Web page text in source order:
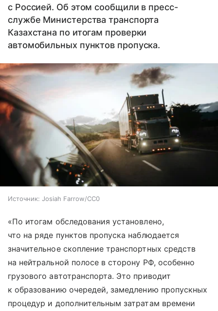
с Россией. Об этом сообщили в пресс-
службе Министерства транспорта
Казахстана по итогам проверки
автомобильных пунктов пропуска.
Источник: Josiah Farrow/CC0
«По итогам обследования установлено,
что на ряде пунктов пропуска наблюдается
значительное скопление транспортных средств
на нейтральной полосе в сторону РФ, особенно
грузового автотранспорта. Это приводит
к образованию очередей, замедлению пропускных
процедур и дополнительным затратам времени